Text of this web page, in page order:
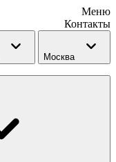
Меню
Контакты
Москва